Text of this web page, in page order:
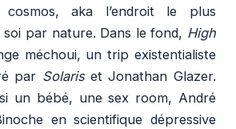
aka l’endroit le plus
soi par nature. Dans le fond, High
méchoui, un trip existentialiste
par Solaris et Jonathan Glazer.
un bébé, une sex room, André
en scientifique dépressive